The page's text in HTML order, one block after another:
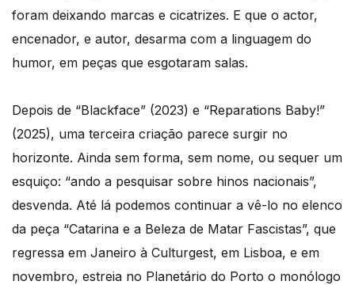
foram deixando marcas e cicatrizes. E que o actor,
encenador, e autor, desarma com a linguagem do
humor, em peças que esgotaram salas.
Depois de “Blackface” (2023) e “Reparations Baby!”
(2025), uma terceira criação parece surgir no
horizonte. Ainda sem forma, sem nome, ou sequer um
esquiço: “ando a pesquisar sobre hinos nacionais”,
desvenda. Até lá podemos continuar a vê-lo no elenco
da peça “Catarina e a Beleza de Matar Fascistas”, que
regressa em Janeiro à Culturgest, em Lisboa, e em
novembro, estreia no Planetário do Porto o monólogo